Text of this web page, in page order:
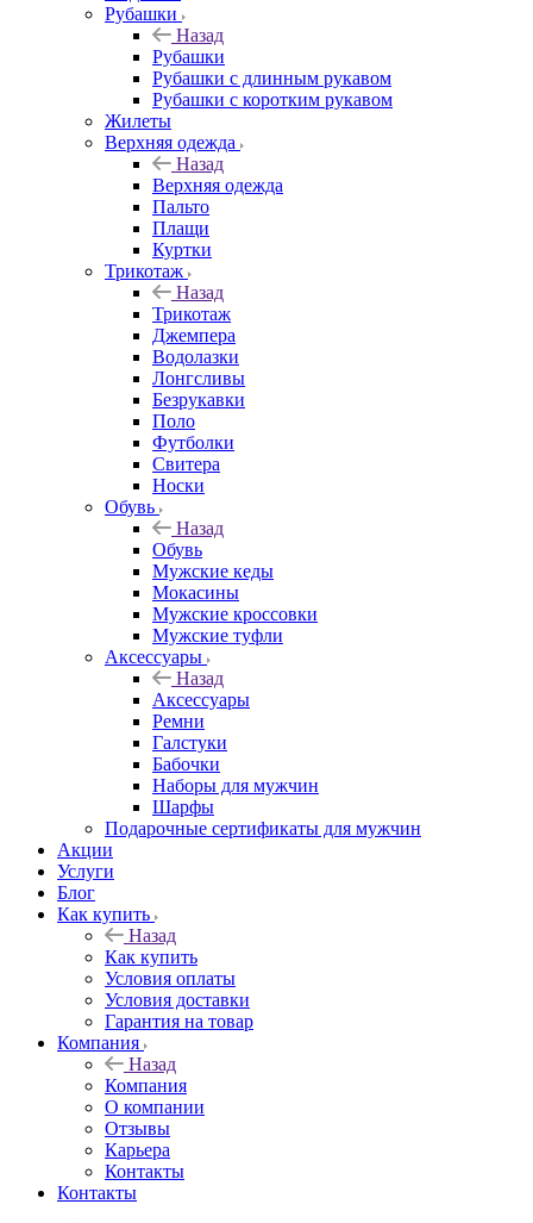
Рубашки
Назад
Рубашки
Рубашки с длинным рукавом
Рубашки с коротким рукавом
Жилеты
Верхняя одежда
Назад
Верхняя одежда
Пальто
Плащи
Куртки
Трикотаж
Назад
Трикотаж
Джемпера
Водолазки
Лонгсливы
Безрукавки
Поло
Футболки
Свитера
Носки
Обувь
Назад
Обувь
Мужские кеды
Мокасины
Мужские кроссовки
Мужские туфли
Аксессуары
Назад
Аксессуары
Ремни
Галстуки
Бабочки
Наборы для мужчин
Шарфы
Подарочные сертификаты для мужчин
Акции
Услуги
Блог
Как купить
Назад
Как купить
Условия оплаты
Условия доставки
Гарантия на товар
Компания
Назад
Компания
О компании
Отзывы
Карьера
Контакты
Контакты